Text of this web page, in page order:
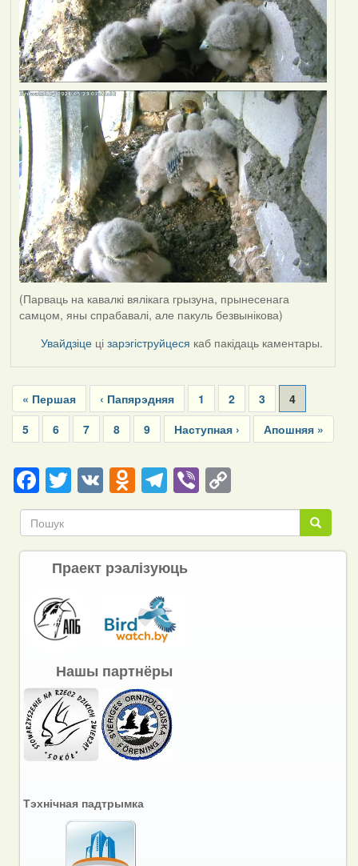
(Парваць на кавалкі вялікага грызуна, прынесенага
самцом, яны спрабавалі, але пакуль безвынікова)
Увайдзіце цізарэгіструйцеся каб пакідаць каментары.
Pagination
First
page
« Першая
Previous
page
‹ Папярэдняя Page
1 Page
2 Page
3
Current
page
4
Page
5 Page
6 Page
7 Page
8 Page
9
Next
page
Наступная ›
Last
page
Апошняя »
Facebook
Twitter
VKOdnoklassniki
Telegram
ViberCopy
Link Пошук
Пошук
Праект рэалізуюць
Нашы партнёры
Тэхнічная падтрымка